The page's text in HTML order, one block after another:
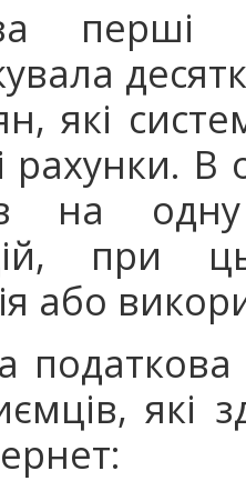
перші
які
рахунки. В
на
при
або
податкова
які